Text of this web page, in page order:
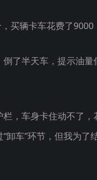
买辆卡车花费了9000
了半天车，提示油
，车身卡住动不了
卸车”环节，但我为